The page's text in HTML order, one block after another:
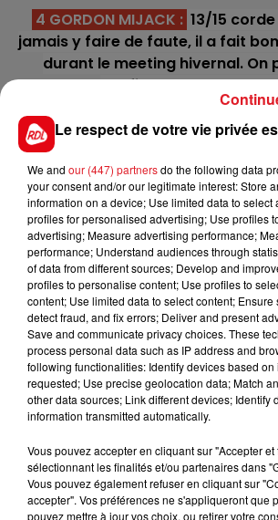
4 GORDON MIJACK : 13/15
jamais y faire de faute, il a fait
durant le meeting hivernal. On
confiance pour un
7 HABIT DE SOIREE
rythmée pour qu'il s'exprime
En direct des pistes
FILS D'ACTUS
15 juillet 2026
Le respect de votre vie privée
We and our (447) partnersdo the following data
your consent and/or our legitimate interest: Store
information on a device; Use limited data to select
profiles for personalised advertising; Use profiles
advertising; Measure advertising performance;
performance; Understand audiences through
of data from different sources; Develop and
profiles to personalise content; Use profiles to
content; Use limited data to select content; Ensure
detect fraud, and fix errors; Deliver and present
Save and communicate privacy choices. These
process personal data such as IP address and
following functionalities: Identify devices based
requested; Use precise geolocation data; Match
other data sources; Link different devices; Identify
information transmitted automatically.
Vous pouvez accepter en cliquant sur "Accepter
sélectionnant les finalités et/ou partenaires dans
Vous pouvez également refuser en cliquant sur
accepter". Vos préférences ne s'appliqueront que
pouvez mettre à jour vos choix, ou retirer votre